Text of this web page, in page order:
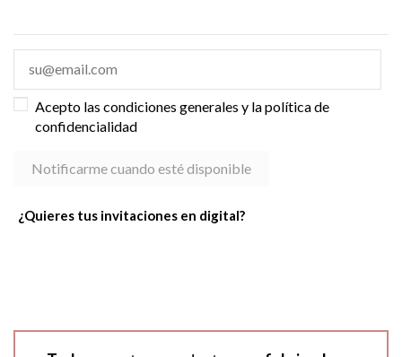
Acepto las condiciones generales y la política de
confidencialidad
¿Quieres tus invitaciones en digital?